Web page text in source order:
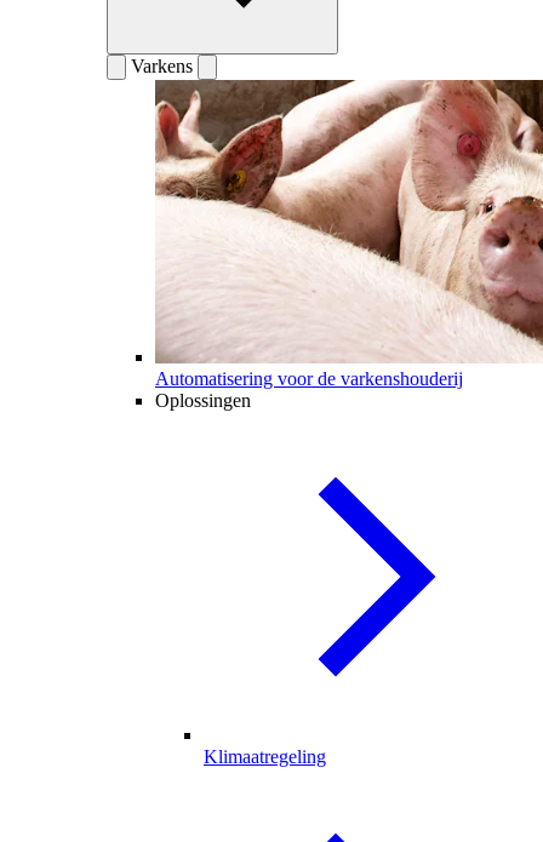
Varkens
Automatisering voor de varkenshouderij
Oplossingen
Klimaatregeling